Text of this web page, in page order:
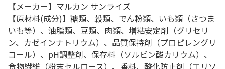
【メーカー】マルカン サンライズ
【原材料(成分)】糖類、穀類、でん粉類、いも類（さつま
いも等）、油脂類、豆類、肉類、増粘安定剤（グリセリ
ン、カゼインナトリウム）、品質保持剤（プロピレングリ
コール）、pH調整剤、保存料（ソルビン酸カリウム）、
食物繊維（粉末セルロース）、香料、酸化防止剤（エリソ